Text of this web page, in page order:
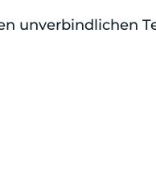
unverbindlichen